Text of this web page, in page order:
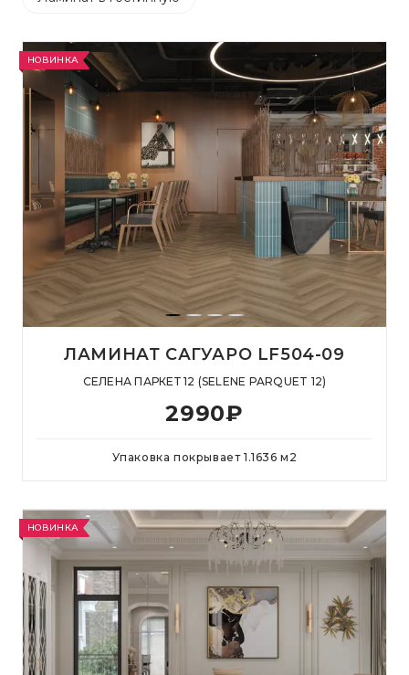
НОВИНКА
ЛАМИНАТ САГУАРО LF504-09
СЕЛЕНА ПАРКЕТ 12 (SELENE PARQUET 12)
2990₽
Упаковка покрывает 1.1636 м 2
НОВИНКА